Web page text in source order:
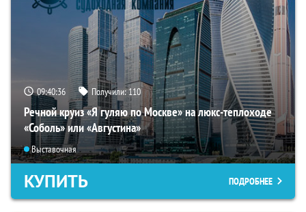
09:40:35 Получили:110
Речной круиз «Я гуляю по Москве» на люкс-теплоходе
«Соболь» или «Августина»
Выставочная
КУПИТЬ ПОДРОБНЕЕ